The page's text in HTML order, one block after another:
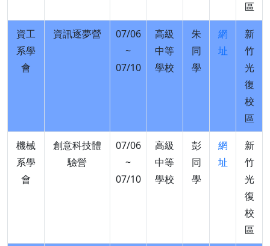
區
資工
系學
會
資訊逐夢營
07/06
~
07/10
高級
中等
學校
朱
同
學
網
址
新
竹
光
復
校
區
機械
系學
會
創意科技體
驗營
07/06
~
07/10
高級
中等
學校
彭
同
學
網
址
新
竹
光
復
校
區